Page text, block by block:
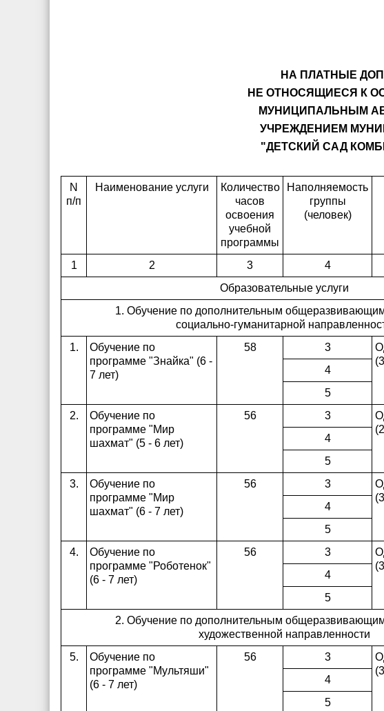
НА ПЛАТНЫЕ
НЕ ОТНОСЯЩИЕСЯ К
МУНИЦИПАЛЬНЫМ
УЧРЕЖДЕНИЕМ
"ДЕТСКИЙ САД
N
п/п
Наименование услуги
Количество
часов
освоения
учебной
программы
Наполняемость
группы
(человек)
1 2 3 4
Образовательные услуги
1. Обучение по дополнительным
социально-гуманитарной
1.
Обучение по
программе "Знайка" (6 -
7 лет)
58 3
4
5
2.
Обучение по
программе "Мир
шахмат" (5 - 6 лет)
56 3
4
5
3.
Обучение по
программе "Мир
шахмат" (6 - 7 лет)
56 3
4
5
4.
Обучение по
программе "Роботенок"
(6 - 7 лет)
56 3
4
5
2. Обучение по дополнительным
художественной направленности
5.
Обучение по
программе "Мультяши"
(6 - 7 лет)
56 3
4
5